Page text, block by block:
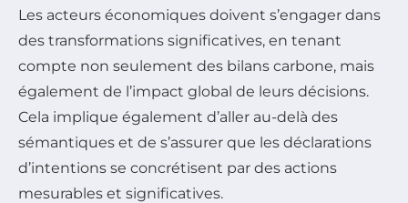
Les acteurs économiques doivent s’engager dans
des transformations significatives, en tenant
compte non seulement des bilans carbone, mais
également de l’impact global de leurs décisions.
Cela implique également d’aller au-delà des
sémantiques et de s’assurer que les déclarations
d’intentions se concrétisent par des actions
mesurables et significatives.